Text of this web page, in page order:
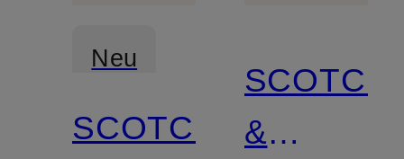
Neu
SCOTCH
SCOTCH
&